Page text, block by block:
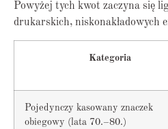
Powyżej tych kwot zaczyna się
drukarskich, niskonakładowych
Kategoria
Pojedynczy kasowany znaczek
obiegowy (lata 70.–80.)